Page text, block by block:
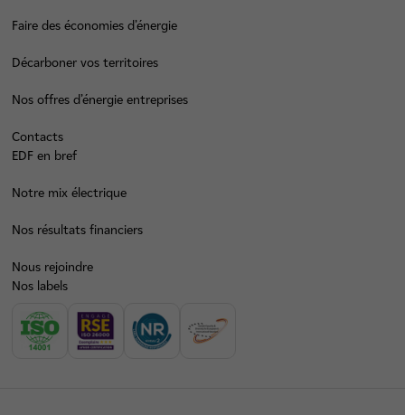
Faire des économies d’énergie
Décarboner vos territoires
Nos offres d’énergie entreprises
Contacts
EDF en bref
Notre mix électrique
Nos résultats financiers
Nous rejoindre
Nos labels